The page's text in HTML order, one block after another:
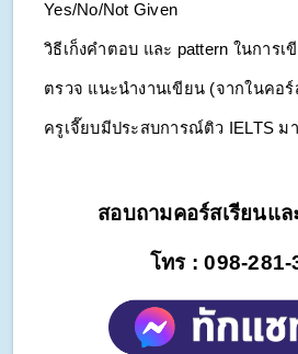
Yes/No/Not Given
วิธีเก็งคำตอบ และ pattern ในการเ
ตรวจ แนะนำงานเขียน (จากในคอร์
ครูเจี๊ยบมีประสบการณ์ติว IELTS ม
สอบถามคอร์สเรียนแ
โทร : 098-281-